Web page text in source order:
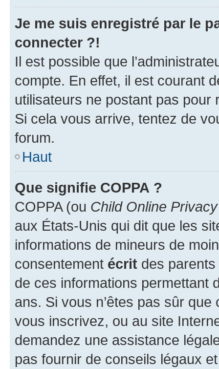
Je me suis enregistré par le
connecter ?!
Il est possible que
compte. En effet, il est courant
utilisateurs ne postant pas pour
Si cela vous arrive, tentez de
forum.
Haut
Que signifie COPPA ?
COPPA (ou Child Online
aux États-Unis qui dit que les
informations de mineurs de
consentement écrit des parents
de ces informations permettant
ans. Si vous n’êtes pas sûr
vous inscrivez, ou au site
demandez une assistance
pas fournir de conseils légaux